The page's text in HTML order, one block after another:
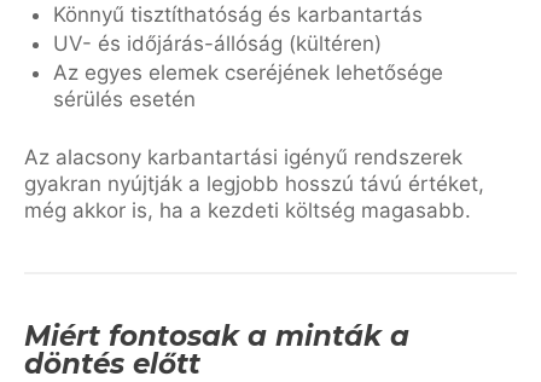
Könnyű tisztíthatóság és karbantartás
UV- és időjárás-állóság (kültéren)
Az egyes elemek cseréjének lehetősége
sérülés esetén
Az alacsony karbantartási igényű rendszerek
gyakran nyújtják a legjobb hosszú távú értéket,
még akkor is, ha a kezdeti költség magasabb.
Miért fontosak a minták a
döntés előtt